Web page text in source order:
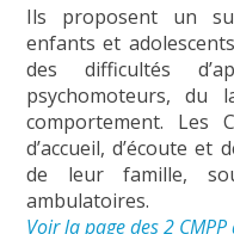
Ils proposent un
enfants et
des difficultés
psychomoteurs, du
comportement. Les
d’accueil, d’écoute
de leur famille,
ambulatoires.
Voir la page des 2